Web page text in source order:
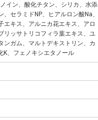
イン、酸化チタン、シリカ、水添
セラミドNP、ヒアルロン酸Na、
エキス、アルニカ花エキス、アロ
リッサトリコフィラ葉エキス、ユ
ンガム、マルトデキストリン、カ
K、フェノキシエタノール